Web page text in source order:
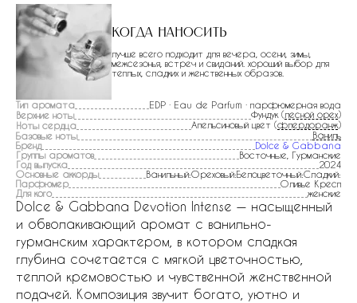
Когда наносить
лучше всего подходит для вечера, осени, зимы,
межсезонья, встреч и свиданий. хороший выбор для
теплых, сладких и женственных образов.
Тип аромата
EDP · Eau de Parfum · парфюмерная вода
Верхние ноты
Фундук (лесной орех)
Ноты сердца
Апельсиновый цвет (флердоранж)
Базовые ноты
Ваниль
Бренд
Dolce & Gabbana
Группы ароматов
Восточные, Гурманские
Год выпуска
2024
Основные аккорды
Ванильный:Ореховый:Белоцветочный:Сладкий:
Парфюмер
Оливье Кресп
Для кого
женские
Dolce & Gabbana Devotion Intense — насыщенный
и обволакивающий аромат с ванильно-
гурманским характером, в котором сладкая
глубина сочетается с мягкой цветочностью,
теплой кремовостью и чувственной женственной
подачей. Композиция звучит богато, уютно и